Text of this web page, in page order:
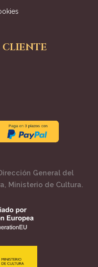
General del
Ministerio de Cultura.